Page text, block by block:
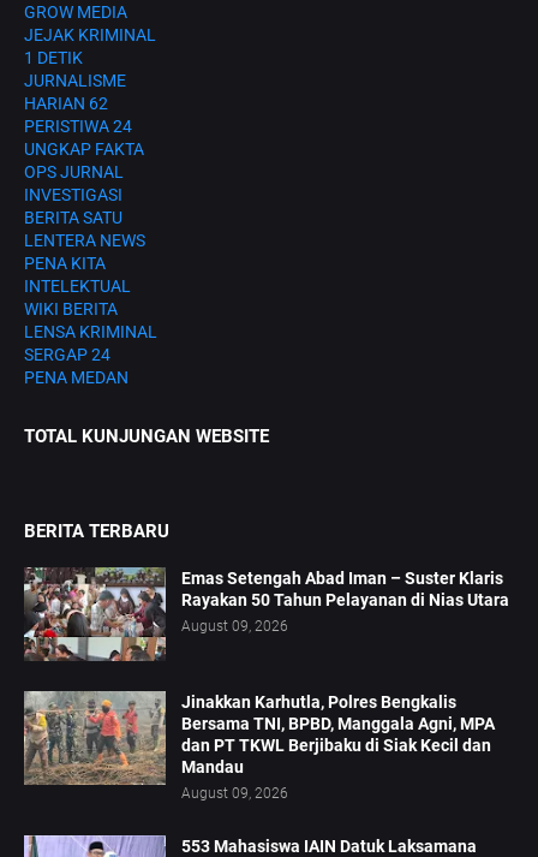
GROW MEDIA
JEJAK KRIMINAL
1 DETIK
JURNALISME
HARIAN 62
PERISTIWA 24
UNGKAP FAKTA
OPS JURNAL
INVESTIGASI
BERITA SATU
LENTERA NEWS
PENA KITA
INTELEKTUAL
WIKI BERITA
LENSA KRIMINAL
SERGAP 24
PENA MEDAN
TOTAL KUNJUNGAN WEBSITE
BERITA TERBARU
Emas Setengah Abad Iman – Suster Klaris
Rayakan 50 Tahun Pelayanan di Nias Utara
August 09, 2026
Jinakkan Karhutla, Polres Bengkalis
Bersama TNI, BPBD, Manggala Agni, MPA
dan PT TKWL Berjibaku di Siak Kecil dan
Mandau
August 09, 2026
553 Mahasiswa IAIN Datuk Laksamana